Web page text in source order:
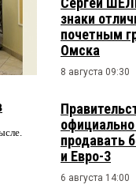
знаки
почетным
Омска
8 августа 09:30
продавать
и Евро-3
6 августа 14:00